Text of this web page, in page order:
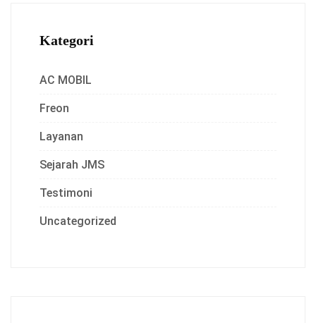
Kategori
AC MOBIL
Freon
Layanan
Sejarah JMS
Testimoni
Uncategorized